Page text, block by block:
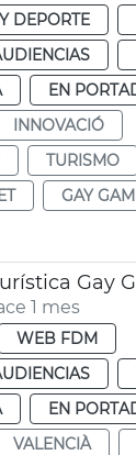
DEPORTE
EN
INNOVACIÓ
TURISMO
GAY
1 mes
WEB FDM
EN
VALENCIÀ